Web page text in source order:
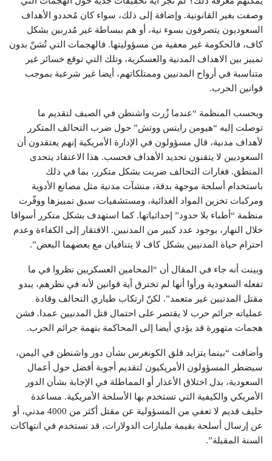
وصفت بغير القانونية. وإضافة إلى ذلك، سواء كان مُحددو الأهداف
السعوديون يتصرفون بسوء نية، أو هم ببساطة غير مُدربين بشكل
كاف، فالحكومة غير معفية من مسؤوليتها. فالهجمات التي تُشنّ بدون
تمييز بين الاهداف المدنية والعسكرية، وتلك التي توقع خسائر غير
متناسبة في أرواح المدنيين وممتلكاتهم، أيضا غير شرعية بموجب
قوانين الحرب.
وبحسب المنظمة “عندما زُرت واشنطن في الصيف لتقديم ما
توصلت إليه “هيومن رايتس ووتش” حول ضرب التحالف المتكرر
لأهداف مدنية، قال مسؤولون في الإدارة الأمريكية إنهم يعتقدون أن
السعوديين لا يتقنون تحديد الأهداف فحسب. هذا الاعتقاد يتحدى
المنطق. فغارات التحالف ضربت بشكل متكرر، بما في ذلك
باستخدام أسلحة موجهة بدقة، منشآت مدنية مثل مصانع الأدوية
ومركبات تخزين المواد الغذائية، ومستشفيات سبق تمييزها ووفّرت
منظمة “أطباء بلا حدود” إحداثياتها. كما استهدف بشكل متكرر أسواقا
خلال النهار، بوجود عدد كبير من المدنيين. الافتقار إلى الكفاءة وعدم
احترام حياة المدنيين بشكل كاف لا يتنافيان مع بعضهما البعض”.
وبينت أنه جاء في المقال أن “المحامين العسكريين نظروا في ما
تفعله السعودية ورأوا أنها لم تخترق أية قوانين لأنه في نظرهم، يبدو
مقتل المدنيين غير متعمد”. لكنّ ارتكاب طياري التحالف وقادة
عملياته جرائم حرب لا يقتصر على احتمال قتل المدنيين عمدا. فشن
هجمات متهورة قد يؤدي أيضا إلى المحاكمة بتهمة جرائم الحرب.
وأضافت “بينما يتزايد قلق الكونغرس بشأن دور واشنطن في اليمن،
سيضطر المسؤولون الأمريكيون لتقديم أجوبة أفضل حول أعمال
السعودية، بدل اختلاق الأعذار أو المماطلة في الإجابة بشأن الدور
الأمريكي والكيفية التي تستخدم بها الأسلحة الأمريكية. مساعدة
حليف قديم لا تعفي من المسؤولية عن مقتل أكثر من 4000 مدني، أو
عن إرسال أسلحة بقيمة مليارات الدولارات، قد تستخدم في انتهاكات
السنة المقبلة”.